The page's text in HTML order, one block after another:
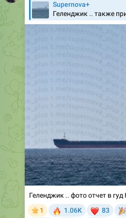
Supernova+
Геленджик .. также
Геленджик .. фото отчет в гуд
1
1.06K
❤
83